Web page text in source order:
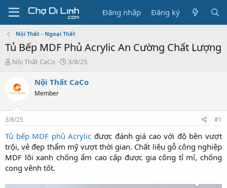
Đăng nhập Đăng ký
Nội Thất - Ngoại Thất
Tủ Bếp MDF Phủ Acrylic An Cường Chất Lượng
T
e
s
t
a
r
t
e
r
Nội Thất CaCo
N
à
3/8/25
Nội Thất CaCo
Member
3/8/25 #1
Tủ bếp MDF phủ Acrylic được đánh giá cao với độ bền vượt
trội, vẻ đẹp thẩm mỹ vượt thời gian. Chất liệu gỗ công nghiệp
MDF lõi xanh chống ẩm cao cấp được gia công tỉ mỉ, chống
cong vênh tốt.